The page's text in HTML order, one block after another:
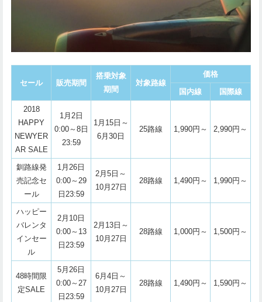
セール 販売期間
搭乗対象
期間
対象路線
価格
国内線
国際線
2018
HAPPY
NEWYER
AR SALE
1月2日
0:00～8日
23:59
1月15日～
6月30日
25路線 1,990円～ 2,990円～
釧路線発
売記念セ
ール
1月26日
0:00～29
日23:59
2月5日～
10月27日
28路線 1,490円～ 1,990円～
ハッピー
バレンタ
インセー
ル
2月10日
0:00～13
日23:59
2月13日～
10月27日
28路線 1,000円～ 1,500円～
48時間限
定SALE
5月26日
0:00～27
日23:59
6月4日～
10月27日
28路線 1,490円～ 1,590円～